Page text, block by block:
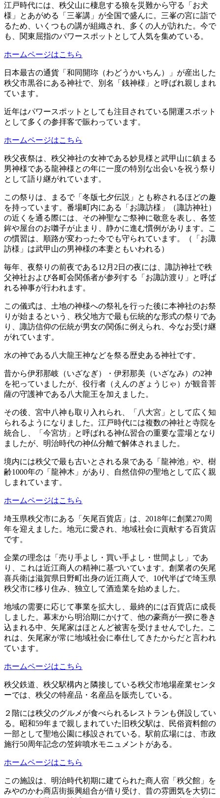
江戸時代には、秩父山に棲息する狼を災難から守る「お犬
様」とあがめる「三峯講」が全国で盛んに。三峯の宮に詣で
るため、いくつもの講が組織され、多くの人が訪れた。今で
も、関東屈指のパワースポットとして人気を集めている。
ホームページはこちら
日本最古の通貨「和同開珎（わどうかいちん）」が産出した
秩父市黒谷にある神社で、別名「銭神様」と呼ばれ親しまれ
ています。
近年はパワースポットとしても注目されている開運スポット
として多くの参拝客で賑わっています。
ホームページはこちら
秩父夜祭は、秩父神社の女神である妙見様と武甲山に鎮まる
男神様である龍神様との年に一度の特別な出会いを祝う祭り
として語り継がれています。
この祭りは、まるで「冬版七夕伝説」とも称されるほどの趣
を持っています。番場町内にある「お諏訪様」（諏訪神社）
の近くを通る際には、その神聖なご祭神に敬意を表し、各笠
鉾や屋台のお囃子が止まり、静かに進む慣例があります。こ
の慣習は、順路が変わった今でも守られています。（「お諏
訪様」は武甲山の男神様の本妻ともいわれる）
毎年、夜祭りの前夜である12月2日の夜には、諏訪神社で秩
父神社および各町会関係者が参列する「お諏訪渡り」と呼ば
れる神事が行われます。
この儀式は、土地の神様への祭礼を行った後に本神社のお祭
りが始まるという、秩父地方で最も伝統的な形式の祭りであ
り、諏訪信仰の伝統が男女の関係に例えられ、今なお受け継
がれています。
水の神である八大龍王神などを祭る歴史ある神社です。
昔から伊邪那岐（いざなぎ）・伊邪那美（いざなみ）の2神
を祀っていましたが、役行者（えんのぎょうじゃ）が観音菩
薩の守護神である八大龍王を加えました。
その後、宮中八神も取り入れられ、「八大宮」として広く知
られるようになりました。江戸時代には複数の神社と寺院を
統合し、「今宮坊」と呼ばれる神仏習合の重要な霊場となり
ましたが、明治時代の神仏分離で解体されました。
境内には秩父で最も古いとされる泉である「龍神池」や、樹
齢1000年の「龍神木」があり、自然信仰の聖地として広く親
しまれています。
ホームページはこちら
埼玉県秩父市にある「矢尾百貨店」は、2018年に創業270周
年を迎えました。地元に愛され、地域社会に貢献する百貨店
です。
企業の理念は「売り手よし・買い手よし・世間よし」であ
り、これは近江商人の精神に基づいています。創業者の矢尾
喜兵衛は滋賀県日野町出身の近江商人で、10代半ばで埼玉県
秩父市に移り住み、独立して酒造業を始めました。
地域の需要に応じて事業を拡大し、最終的には百貨店に成長
しました。幕末から明治期にかけて、他の豪商が一揆に巻き
込まれる中、矢尾家はほとんど被害を受けませんでした。こ
れは、矢尾家が常に地域社会に奉仕してきたからだと言われ
ています。
ホームページはこちら
秩父鉄道、秩父駅構内と隣接している秩父市地場産業センタ
ーでは、秩父の特産品・名産品を販売している。
２階には秩父のグルメが食べられるレストランも併設してい
る。昭和59年まで親しまれていた旧秩父駅は、民俗資料館の
一部として聖地公園に移設されている。駅前広場には、市政
施行50周年記念の笠鉾噴水モニュメントがある。
ホームページはこちら
この施設は、明治時代初期に建てられた商人宿「秩父館」を
みやのかわ商店街振興組合が借り受け、昔の雰囲気を大切に